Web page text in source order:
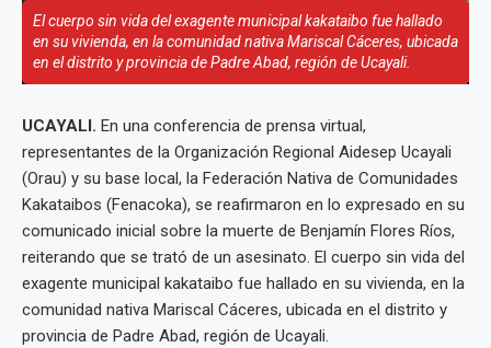
El cuerpo sin vida del exagente municipal kakataibo fue hallado
en su vivienda, en la comunidad nativa Mariscal Cáceres, ubicada
en el distrito y provincia de Padre Abad, región de Ucayali.
UCAYALI. En una conferencia de prensa virtual,
representantes de la Organización Regional Aidesep Ucayali
(Orau) y su base local, la Federación Nativa de Comunidades
Kakataibos (Fenacoka), se reafirmaron en lo expresado en su
comunicado inicial sobre la muerte de Benjamín Flores Ríos,
reiterando que se trató de un asesinato. El cuerpo sin vida del
exagente municipal kakataibo fue hallado en su vivienda, en la
comunidad nativa Mariscal Cáceres, ubicada en el distrito y
provincia de Padre Abad, región de Ucayali.